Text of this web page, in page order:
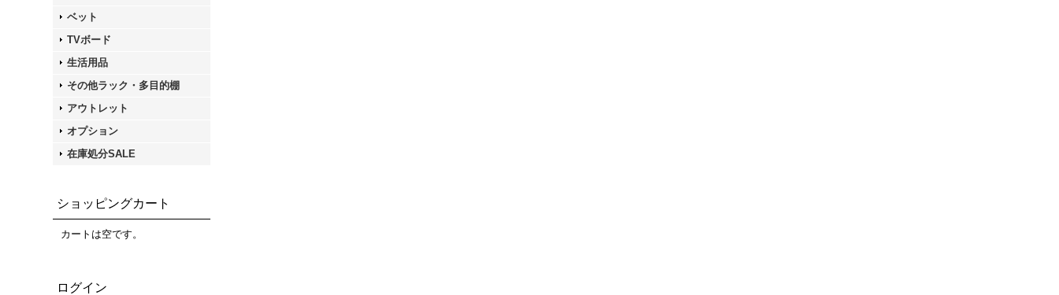
ベット
TVボード
生活用品
その他ラック・多目的棚
アウトレット
オプション
在庫処分SALE
ショッピングカート
カートは空です。
ログイン